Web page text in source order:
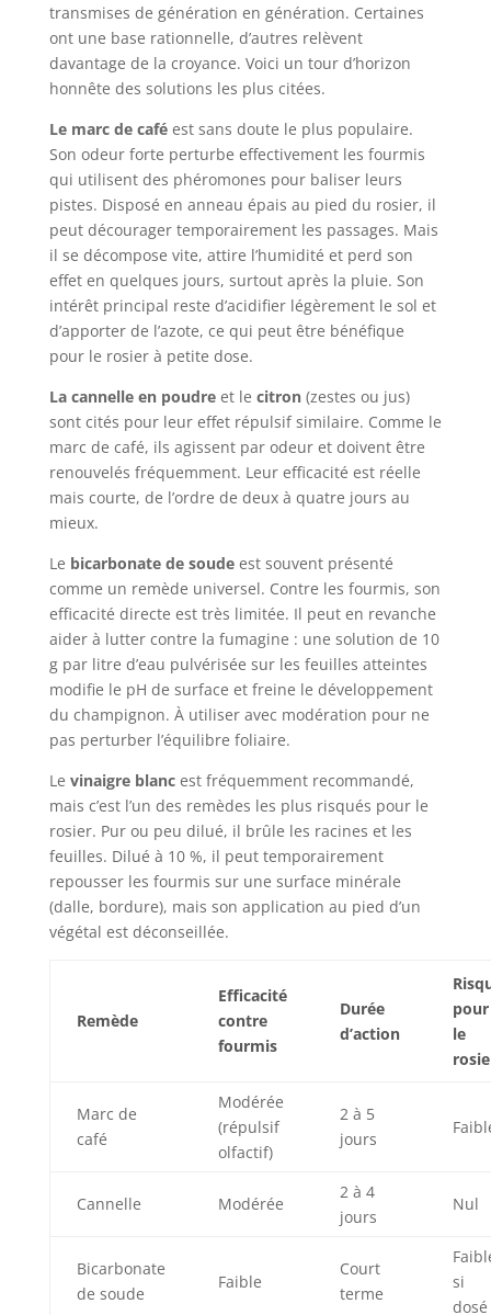
transmises de génération en génération. Certaines
ont une base rationnelle, d’autres relèvent
davantage de la croyance. Voici un tour d’horizon
honnête des solutions les plus citées.
Le marc de caféest sans doute le plus populaire.
Son odeur forte perturbe effectivement les fourmis
qui utilisent des phéromones pour baliser leurs
pistes. Disposé en anneau épais au pied du rosier, il
peut décourager temporairement les passages. Mais
il se décompose vite, attire l’humidité et perd son
effet en quelques jours, surtout après la pluie. Son
intérêt principal reste d’acidifier légèrement le sol et
d’apporter de l’azote, ce qui peut être bénéfique
pour le rosier à petite dose.
La cannelle en poudreet le citron(zestes ou jus)
sont cités pour leur effet répulsif similaire. Comme le
marc de café, ils agissent par odeur et doivent être
renouvelés fréquemment. Leur efficacité est réelle
mais courte, de l’ordre de deux à quatre jours au
mieux.
Le bicarbonate de soudeest souvent présenté
comme un remède universel. Contre les fourmis, son
efficacité directe est très limitée. Il peut en revanche
aider à lutter contre la fumagine : une solution de 10
g par litre d’eau pulvérisée sur les feuilles atteintes
modifie le pH de surface et freine le développement
du champignon. À utiliser avec modération pour ne
pas perturber l’équilibre foliaire.
Le vinaigre blancest fréquemment recommandé,
mais c’est l’un des remèdes les plus risqués pour le
rosier. Pur ou peu dilué, il brûle les racines et les
feuilles. Dilué à 10 %, il peut temporairement
repousser les fourmis sur une surface minérale
(dalle, bordure), mais son application au pied d’un
végétal est déconseillée.
Remède
Efficacité
contre
fourmis
Durée
d’action
pour
le
Marc de
café
Modérée
(répulsif
olfactif)
2 à 5
jours
Cannelle Modérée
2 à 4
jours
Nul
Bicarbonate
de soude
Faible
Court
terme
si
dosé